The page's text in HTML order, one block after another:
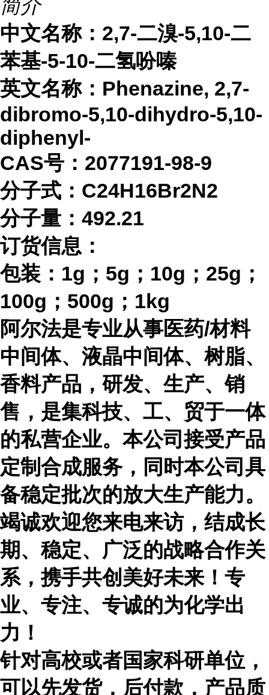
简介
中文名称： 2,7-二溴-5,10-二
苯基-5-10-二氢吩嗪
英文名称： Phenazine, 2,7-
dibromo-5,10-dihydro-5,10-
diphenyl-
CAS号：2077191-98-9
分子式： C24H16Br2N2
分子量： 492.21
订货信息：
包装： 1g；5g；10g；25g；
100g；500g；1kg
阿尔法是专业从事医药/材料
中间体、液晶中间体、树脂、
香料产品，研发、生产、销
售，是集科技、工、贸于一体
的私营企业。本公司接受产品
定制合成服务，同时本公司具
备稳定批次的放大生产能力。
竭诚欢迎您来电来访，结成长
期、稳定、广泛的战略合作关
系，携手共创美好未来！专
业、专注、专诚的为化学出
力！
针对高校或者国家科研单位，
可以先发货，后付款，产品质